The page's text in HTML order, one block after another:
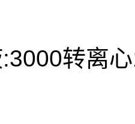
转离